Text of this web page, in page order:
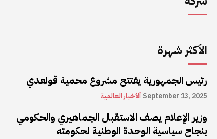
الأكثر شهرة
رئيس الجمهورية يفتتح مشروع محمية قولعدي
ألأخبار العالمية September 13, 2025
وزير الإعلام يصف الاستقبال الجماهيري والحكومي
بنجاح سياسية الوحدة الوطنية لحكومته